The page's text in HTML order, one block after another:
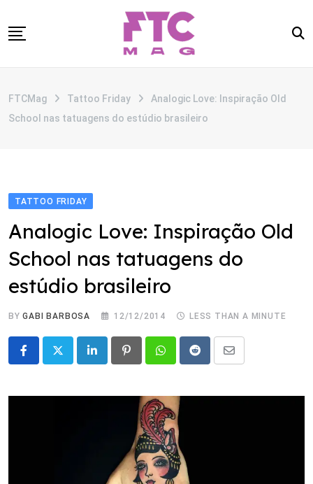
to
CATEGORIAS
FTCMag Tattoo Friday
Analogic Love: Inspiração Old
School nas tatuagens do estúdio brasileiro
TATTOO FRIDAY
Analogic Love: Inspiração Old
School nas tatuagens do
estúdio brasileiro
BYGABI BARBOSA 12/12/2014 LESS THAN A MINUTE
LinkedIn PinterestWhatsappRedditShare
Email